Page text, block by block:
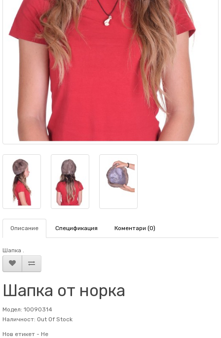
Описание Спецификация Коментари (0)
Шапка .
Шапка от норка
Модел: 10090314
Наличност: Out Of Stock
Нов етикет - Не